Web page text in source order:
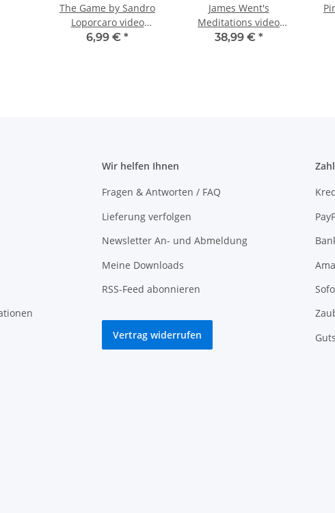
The Game by Sandro
Loporcaro video
DOWNLOAD
6,99 € *
James Went's
Meditations video
DOWNLOAD
38,99 € *
Wir helfen Ihnen
Fragen & Antworten / FAQ
Lieferung verfolgen
Newsletter An- und Abmeldung
Meine Downloads
RSS-Feed abonnieren
Vertrag widerrufen